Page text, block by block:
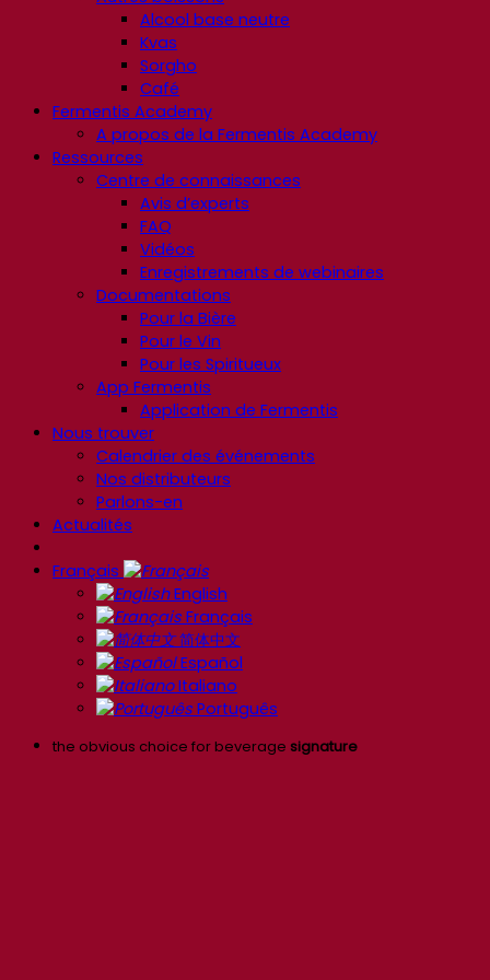
Alcool base neutre
Kvas
Sorgho
Café
Fermentis Academy
A propos de la Fermentis Academy
Ressources
Centre de connaissances
Avis d’experts
FAQ
Vidéos
Enregistrements de webinaires
Documentations
Pour la Bière
Pour le Vin
Pour les Spiritueux
App Fermentis
Application de Fermentis
Nous trouver
Calendrier des événements
Nos distributeurs
Parlons-en
Actualités
Français
English
Français
简体中文
Español
Italiano
Português
the obvious choice for beverage signature